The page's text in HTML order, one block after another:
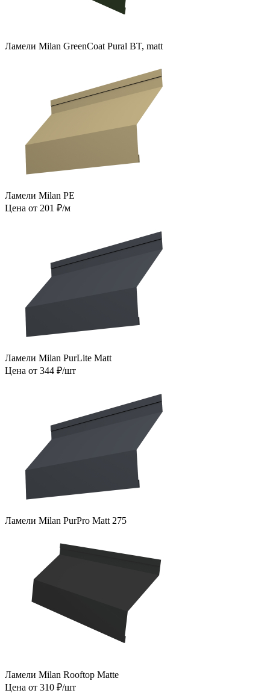
Ламели Milan GreenCoat Pural BT, matt
Ламели Milan PE
Цена от 201 ₽/м
Ламели Milan PurLite Matt
Цена от 344 ₽/шт
Ламели Milan PurPro Matt 275
Ламели Milan Rooftop Matte
Цена от 310 ₽/шт